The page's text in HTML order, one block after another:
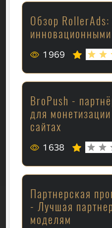
Обзор
1 969
BroPush -
для
сайтах
1 638
Партнерская
- Лучшая
моделям